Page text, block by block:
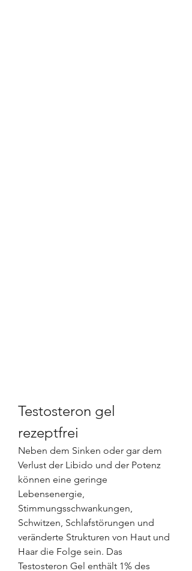
Testosteron gel
rezeptfrei
Neben dem Sinken oder gar dem
Verlust der Libido und der Potenz
können eine geringe
Lebensenergie,
Stimmungsschwankungen,
Schwitzen, Schlafstörungen und
veränderte Strukturen von Haut und
Haar die Folge sein. Das
Testosteron Gel enthält 1% des